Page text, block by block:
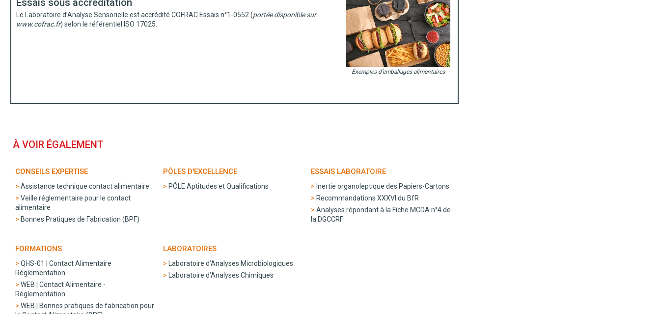
Exemples d’emballages alimentaires
Essais sous accréditation
Le Laboratoire d’Analyse Sensorielle est accrédité COFRAC Essais n°1-0552 (portée disponible sur
www.cofrac.fr) selon le référentiel ISO 17025.
À VOIR ÉGALEMENT
CONSEILS EXPERTISE
Assistance technique contact alimentaire
Veille réglementaire pour le contact
alimentaire
Bonnes Pratiques de Fabrication (BPF)
PÔLES D'EXCELLENCE
PÔLE Aptitudes et Qualifications
ESSAIS LABORATOIRE
Inertie organoleptique des Papiers-Cartons
Recommandations XXXVI du BfR
Analyses répondant à la Fiche MCDA n°4 de
la DGCCRF
FORMATIONS
QHS-01 | Contact Alimentaire
Réglementation
WEB | Contact Alimentaire -
Réglementation
WEB | Bonnes pratiques de fabrication pour
LABORATOIRES
Laboratoire d’Analyses Microbiologiques
Laboratoire d’Analyses Chimiques